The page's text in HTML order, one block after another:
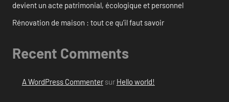
devient un acte patrimonial, écologique et personnel
Rénovation de maison : tout ce qu’il faut savoir
Recent Comments
A WordPress Commentersur Hello world!